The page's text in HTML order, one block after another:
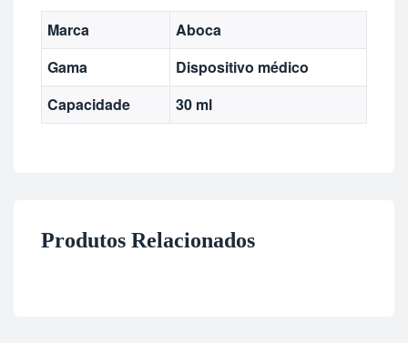
Marca
Aboca
Gama
Dispositivo médico
Capacidade
30 ml
Produtos Relacionados